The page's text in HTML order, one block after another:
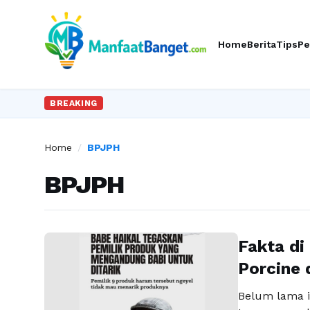
HomeBeritaTips
BREAKING
Home / BPJPH
BPJPH
Fakta di
Porcine
Belum lama